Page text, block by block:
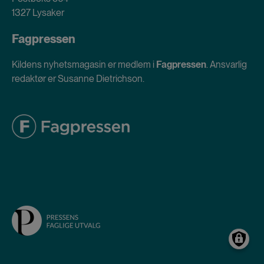
1327 Lysaker
Fagpressen
Kildens nyhetsmagasin er medlem i Fagpressen. Ansvarlig
redaktør er Susanne Dietrichson.